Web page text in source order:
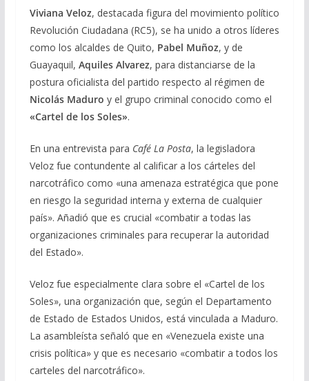
Viviana Veloz, destacada figura del movimiento político
Revolución Ciudadana (RC5), se ha unido a otros líderes
como los alcaldes de Quito, Pabel Muñoz, y de
Guayaquil, Aquiles Alvarez, para distanciarse de la
postura oficialista del partido respecto al régimen de
Nicolás Maduro y el grupo criminal conocido como el
«Cartel de los Soles».
En una entrevista para Café La Posta, la legisladora
Veloz fue contundente al calificar a los cárteles del
narcotráfico como «una amenaza estratégica que pone
en riesgo la seguridad interna y externa de cualquier
país». Añadió que es crucial «combatir a todas las
organizaciones criminales para recuperar la autoridad
del Estado».
Veloz fue especialmente clara sobre el «Cartel de los
Soles», una organización que, según el Departamento
de Estado de Estados Unidos, está vinculada a Maduro.
La asambleísta señaló que en «Venezuela existe una
crisis política» y que es necesario «combatir a todos los
carteles del narcotráfico».